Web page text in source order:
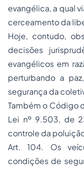
evangélica, a qual
cerceamento da
Hoje, contudo,
decisões
evangélicos em
perturbando a
segurança da
Também o Código
Lei nº 9.503, de
controle da
Art. 104. Os
condições de